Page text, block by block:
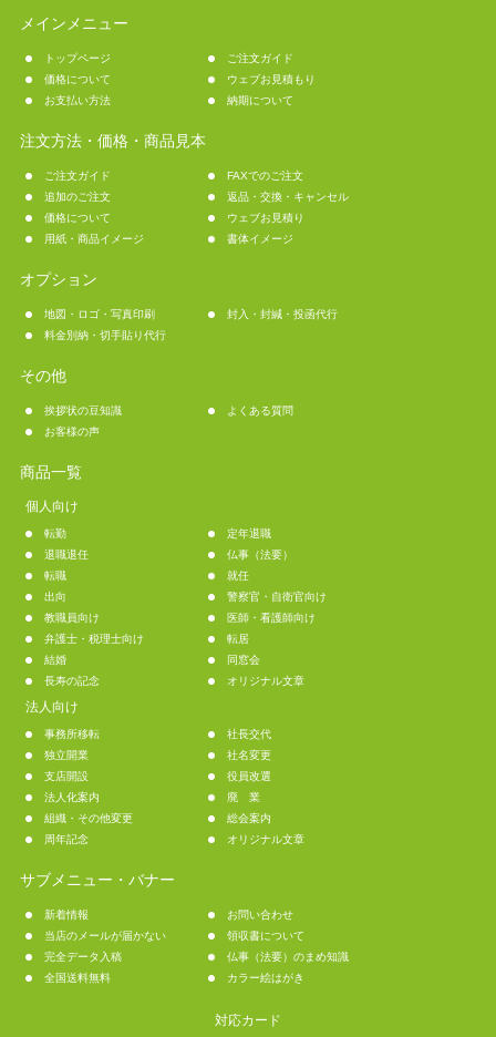
メインメニュー
トップページ
ご注文ガイド
価格について
ウェブお見積もり
お支払い方法
納期について
注文方法・価格・商品見本
ご注文ガイド
FAXでのご注文
追加のご注文
返品・交換・キャンセル
価格について
ウェブお見積り
用紙・商品イメージ
書体イメージ
オプション
地図・ロゴ・写真印刷
封入・封緘・投函代行
料金別納・切手貼り代行
その他
挨拶状の豆知識
よくある質問
お客様の声
商品一覧
個人向け
転勤
定年退職
退職退任
仏事（法要）
転職
就任
出向
警察官・自衛官向け
教職員向け
医師・看護師向け
弁護士・税理士向け
転居
結婚
同窓会
長寿の記念
オリジナル文章
法人向け
事務所移転
社長交代
独立開業
社名変更
支店開設
役員改選
法人化案内
廃 業
組織・その他変更
総会案内
周年記念
オリジナル文章
サブメニュー・バナー
新着情報
お問い合わせ
当店のメールが届かない
領収書について
完全データ入稿
仏事（法要）のまめ知識
全国送料無料
カラー絵はがき
対応カード